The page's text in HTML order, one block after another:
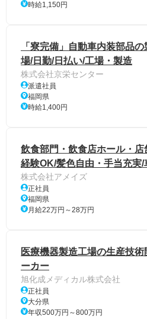
時給1,150円
「寮完備」自動車内装部品
場/日勤/日払い/工場・製造
株式会社京栄センター
派遣社員
福岡県
時給1,400円
飲食部門・飲食店ホール・
経験OK/髪色自由・手当充実/
株式会社アメイズ
正社員
福岡県
月給22万円～28万円
医療機器製造工場の生産技
ーカー
旭化成メディカル株式会社
正社員
大分県
年収500万円～800万円